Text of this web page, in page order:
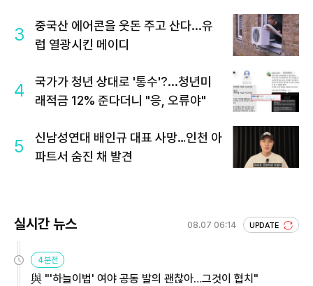
3
중국산 에어콘을 웃돈 주고 산다...유
럽 열광시킨 메이디
4
국가가 청년 상대로 '통수'?...청년미
래적금 12% 준다더니 "응, 오류야"
5
신남성연대 배인규 대표 사망…인천 아
파트서 숨진 채 발견
실시간 뉴스 08.07 06:14 UPDATE
4분전
與 "'하늘이법' 여야 공동 발의 괜찮아…그것이 협치"